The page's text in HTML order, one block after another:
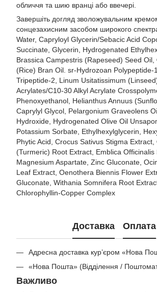
обличчя та шию вранці або ввечері.
Завершіть догляд зволожувальним
сонцезахисним засобом широкого спектра
Water, Capryloyl Glycerin/Sebacic Acid
Succinate, Glycerin, Hydrogenated
Brassica Campestris (Rapeseed) Seed Oil,
(Rice) Bran Oil. sr-Hydrozoan Polypeptide-
Tripeptide-2, Linum Usitatissimum
Acrylates/C10-30 Alkyl Acrylate
Phenoxyethanol, Helianthus Annuus
Caprylyl Glycol, Pelargonium Graveolens
Hydroxide, Hydrogenated Olive Oil
Potassium Sorbate, Ethylhexylglycerin,
Phytic Acid, Crocus Sativus Stigma
(Turmeric) Root Extract, Emblica Officinalis
Magnesium Aspartate, Zinc Gluconate,
Leaf Extract, Oenothera Biennis Flower
Gluconate, Withania Somnifera Root
Chlorophyllin-Copper Complex
Доставка Оплата
Адресна доставка кур’єром «Нова
«Нова Пошта» (Відділення /
Важливо